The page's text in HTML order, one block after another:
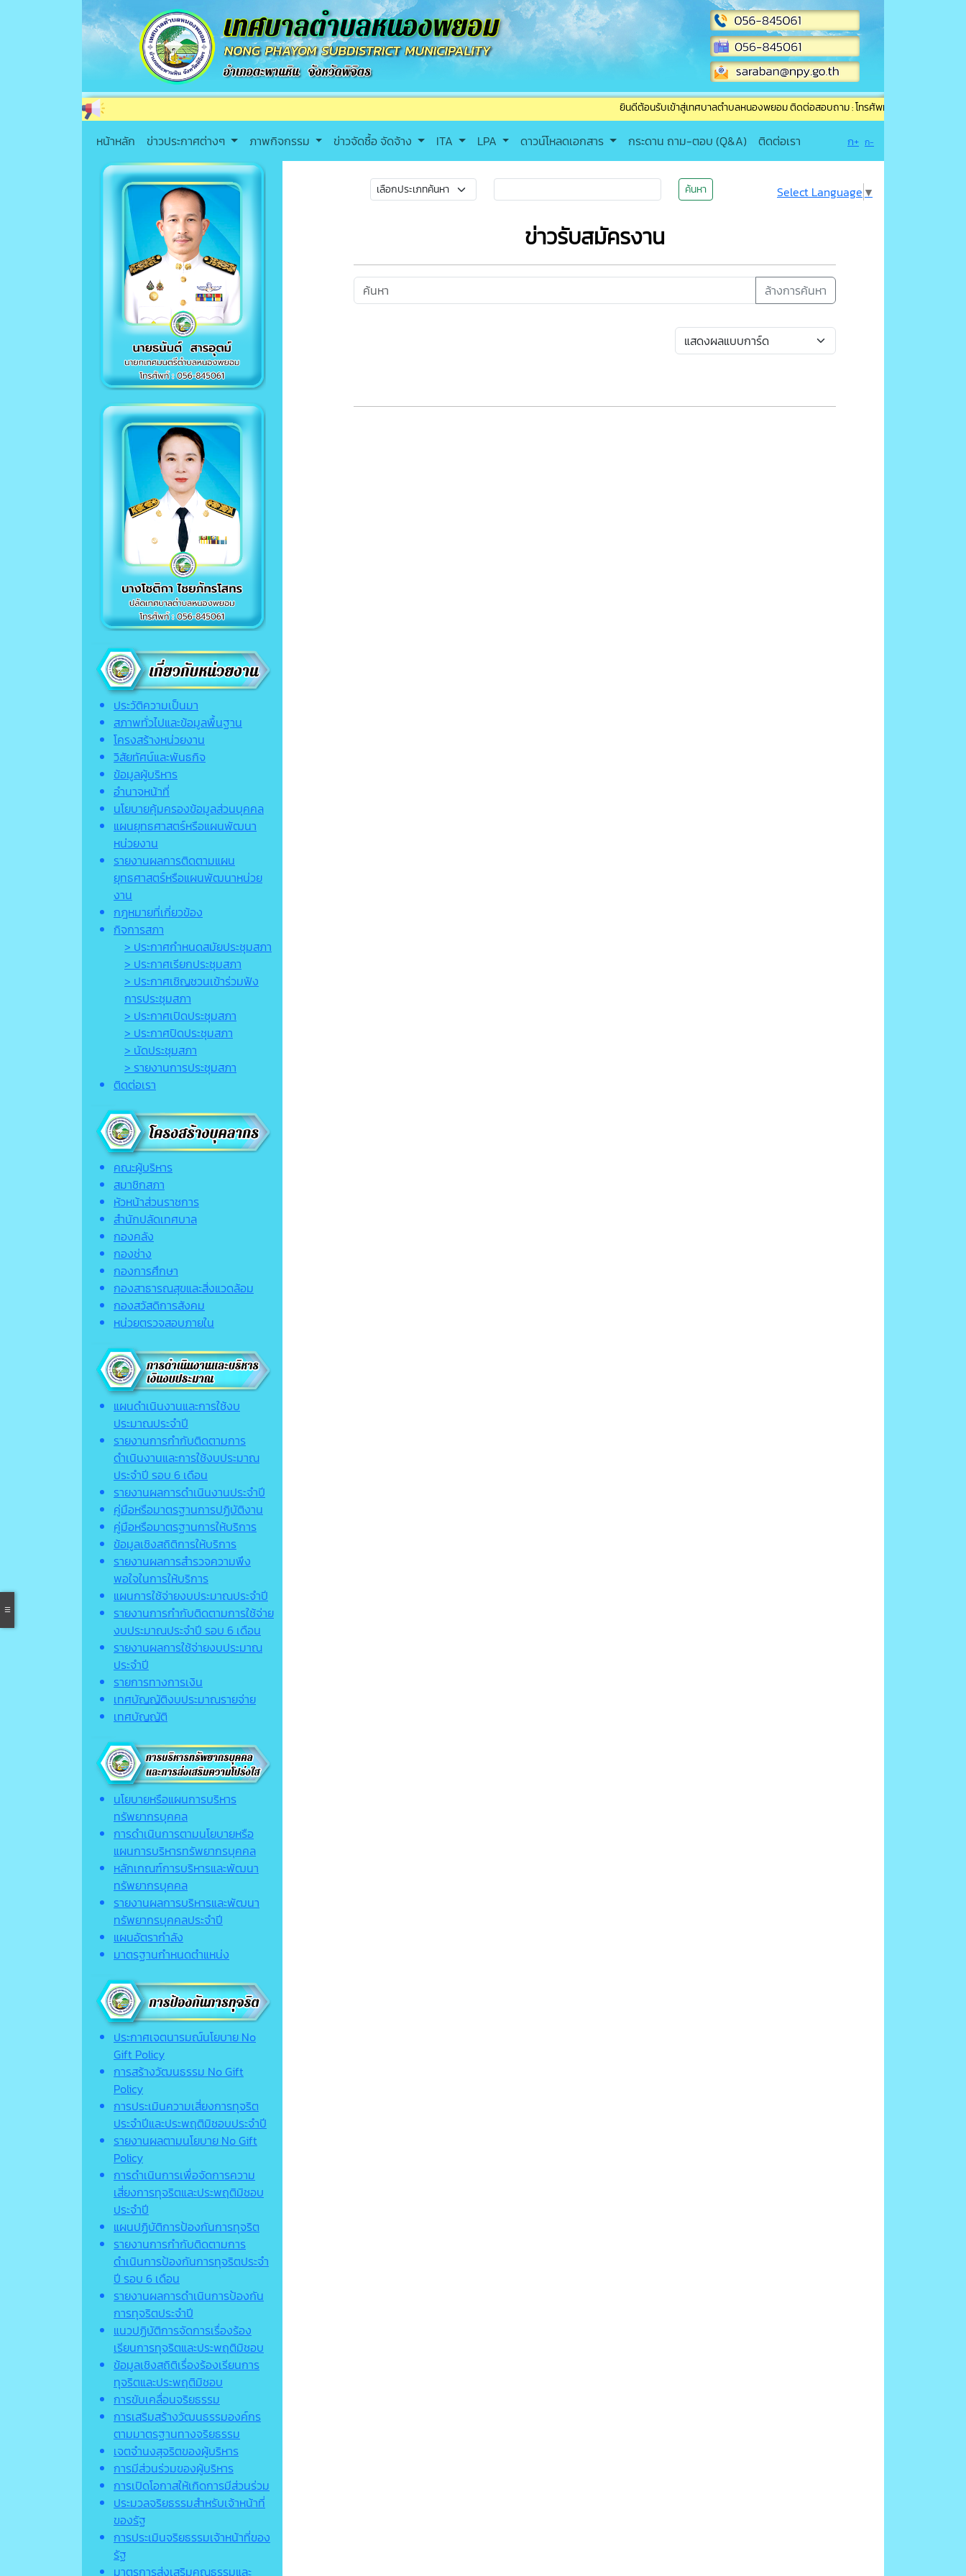
ยินดีต้อนรับเข้าสู่เทศบาลตำบลหนองพยอม ติดต่อสอบถาม : โทรศัพท์ / โทรสาร (แฟกซ์) : 056-
หน้าหลัก ข่าวประกาศต่างๆ ภาพกิจกรรม ข่าวจัดซื้อ จัดจ้าง ITA LPA ดาวน์โหลดเอกสาร กระดาน ถาม-ตอบ (Q&A) ติดต่อเรา ก+ ก-
ประวัติความเป็นมา
สภาพทั่วไปและข้อมูลพื้นฐาน
โครงสร้างหน่วยงาน
วิสัยทัศน์และพันธกิจ
ข้อมูลผู้บริหาร
อำนาจหน้าที่
นโยบายคุ้มครองข้อมูลส่วนบุคคล
แผนยุทธศาสตร์หรือแผนพัฒนา
หน่วยงาน
รายงานผลการติดตามแผน
ยุทธศาสตร์หรือแผนพัฒนาหน่วย
งาน
กฎหมายที่เกี่ยวข้อง
กิจการสภา
> ประกาศกำหนดสมัยประชุมสภา
> ประกาศเรียกประชุมสภา
> ประกาศเชิญชวนเข้าร่วมฟัง
การประชุมสภา
> ประกาศเปิดประชุมสภา
> ประกาศปิดประชุมสภา
> นัดประชุมสภา
> รายงานการประชุมสภา
ติดต่อเรา
คณะผู้บริหาร
สมาชิกสภา
หัวหน้าส่วนราชการ
สำนักปลัดเทศบาล
กองคลัง
กองช่าง
กองการศึกษา
กองสาธารณสุขและสิ่งแวดล้อม
กองสวัสดิการสังคม
หน่วยตรวจสอบภายใน
แผนดำเนินงานและการใช้งบ
ประมาณประจำปี
รายงานการกำกับติดตามการ
ดำเนินงานและการใช้งบประมาณ
ประจำปี รอบ 6 เดือน
รายงานผลการดำเนินงานประจำปี
คู่มือหรือมาตรฐานการปฏิบัติงาน
คู่มือหรือมาตรฐานการให้บริการ
ข้อมูลเชิงสถิติการให้บริการ
รายงานผลการสำรวจความพึง
พอใจในการให้บริการ
แผนการใช้จ่ายงบประมาณประจำปี
รายงานการกำกับติดตามการใช้จ่าย
งบประมาณประจำปี รอบ 6 เดือน
รายงานผลการใช้จ่ายงบประมาณ
ประจำปี
รายการทางการเงิน
เทศบัญญัติงบประมาณรายจ่าย
เทศบัญญัติ
นโยบายหรือแผนการบริหาร
ทรัพยากรบุคคล
การดำเนินการตามนโยบายหรือ
แผนการบริหารทรัพยากรบุคคล
หลักเกณฑ์การบริหารและพัฒนา
ทรัพยากรบุคคล
รายงานผลการบริหารและพัฒนา
ทรัพยากรบุคคลประจำปี
แผนอัตรากำลัง
มาตรฐานกำหนดตำแหน่ง
ประกาศเจตนารมณ์นโยบาย No
Gift Policy
การสร้างวัฒนธรรม No Gift
Policy
การประเมินความเสี่ยงการทุจริต
ประจำปีและประพฤติมิชอบประจำปี
รายงานผลตามนโยบาย No Gift
Policy
การดำเนินการเพื่อจัดการความ
เสี่ยงการทุจริตและประพฤติมิชอบ
ประจำปี
แผนปฏิบัติการป้องกันการทุจริต
รายงานการกำกับติดตามการ
ดำเนินการป้องกันการทุจริตประจำ
ปี รอบ 6 เดือน
รายงานผลการดำเนินการป้องกัน
การทุจริตประจำปี
แนวปฏิบัติการจัดการเรื่องร้อง
เรียนการทุจริตและประพฤติมิชอบ
ข้อมูลเชิงสถิติเรื่องร้องเรียนการ
ทุจริตและประพฤติมิชอบ
การขับเคลื่อนจริยธรรม
การเสริมสร้างวัฒนธรรมองค์กร
ตามมาตรฐานทางจริยธรรม
เจตจํานงสุจริตของผู้บริหาร
การมีส่วนร่วมของผู้บริหาร
การเปิดโอกาสให้เกิดการมีส่วนร่วม
ประมวลจริยธรรมสำหรับเจ้าหน้าที่
ของรัฐ
การประเมินจริยธรรมเจ้าหน้าที่ของ
รัฐ
มาตรการส่งเสริมคุณธรรมและ
ค้นหา Select Language ▼
ข่าวรับสมัครงาน
ล้างการค้นหา